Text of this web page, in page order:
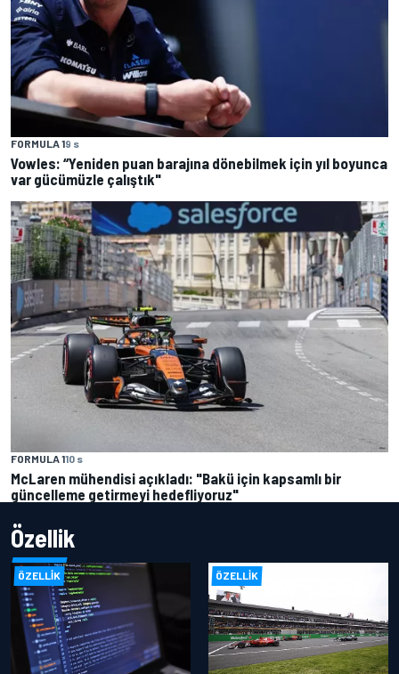
FORMULA 19 s
Vowles: “Yeniden puan barajına dönebilmek için yıl boyunca
var gücümüzle çalıştık"
FORMULA 110 s
McLaren mühendisi açıkladı: "Bakü için kapsamlı bir
güncelleme getirmeyi hedefliyoruz"
Özellik
ÖZELLIK ÖZELLIK